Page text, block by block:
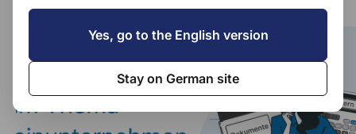
Yes, go to the English version
Stay on German site